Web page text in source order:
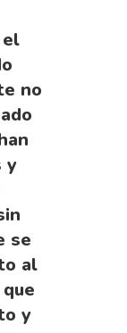
el
no
y
se
al
y